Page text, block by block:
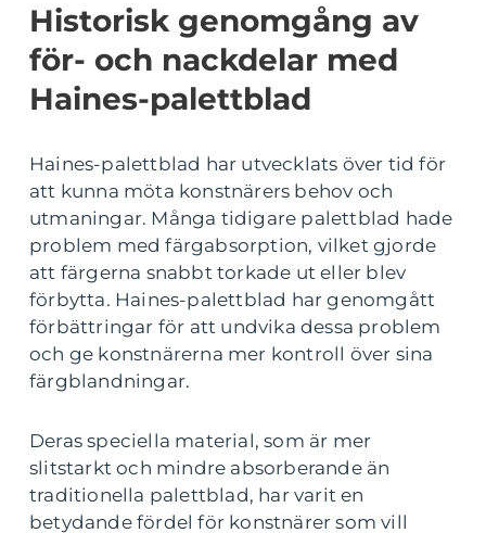
Historisk genomgång av
för- och nackdelar med
Haines-palettblad
Haines-palettblad har utvecklats över tid för
att kunna möta konstnärers behov och
utmaningar. Många tidigare palettblad hade
problem med färgabsorption, vilket gjorde
att färgerna snabbt torkade ut eller blev
förbytta. Haines-palettblad har genomgått
förbättringar för att undvika dessa problem
och ge konstnärerna mer kontroll över sina
färgblandningar.
Deras speciella material, som är mer
slitstarkt och mindre absorberande än
traditionella palettblad, har varit en
betydande fördel för konstnärer som vill